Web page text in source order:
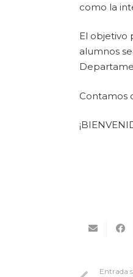
como la
El objetivo
alumnos
Contamos
Entrada